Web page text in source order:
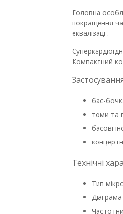
Головна
покращення
еквалізації.
Компактний
бас-
томи та
басові
Технічні
Тип